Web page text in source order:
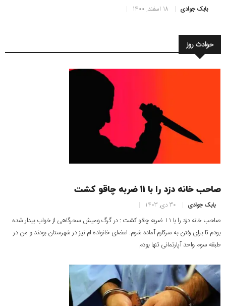
بابک جوادی 18 اسفند, 1400
حوادث روز
صاحب خانه دزد را با 11 ضربه چاقو کشت
بابک جوادی 30 دی, 1403
صاحب خانه دزد را با 11 ضربه چاقو کشت : در گرگ ومیش سحرگاهی از خواب بیدار شده
بودم تا برای رفتن به سرکارم آماده شوم. اعضای خانواده ام نیز در شهرستان بودند و من در
طبقه سوم واحد آپارتمانی تنها بودم